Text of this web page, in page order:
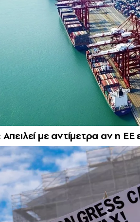
Απειλεί με αντίμετρα αν η